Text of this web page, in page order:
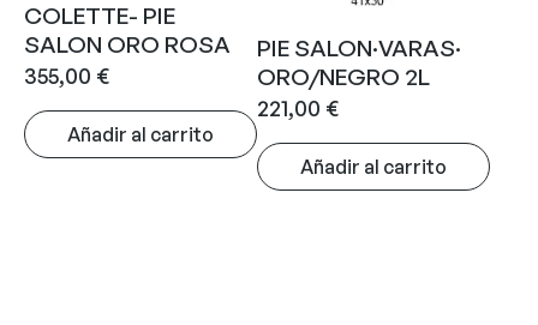
COLETTE- PIE
SALON ORO ROSA
355,00 €
Añadir al carrito
PIE SALON·VARAS·
ORO/NEGRO 2L
221,00 €
Añadir al carrito